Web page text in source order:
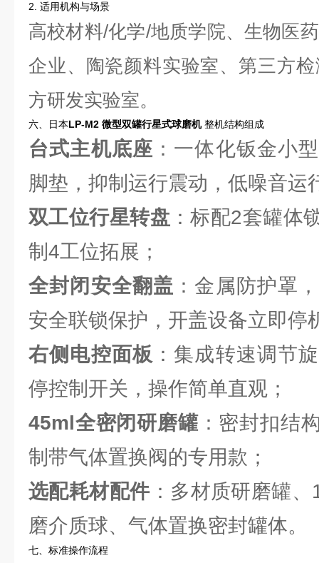
2. 适用机构与场景
高校材料/化学/地质学院、生物医
企业、陶瓷颜料实验室、第三方
方研发实验室。
六、日本LP-M2 微型双罐行星式球磨机整机结构组成
台式主机底座 ：一体化钣金小
脚垫，抑制运行震动，低噪音运
双工位行星转盘 ：标配2套罐体
制4工位拓展；
全封闭安全翻盖 ：金属防护罩
安全联锁保护，开盖设备立即停
右侧电控面板 ：集成转速调节
停控制开关，操作简单直观；
45ml全密闭研磨罐：密封扣结
制带气体置换阀的专用款；
选配耗材配件：多材质研磨罐
磨介质球、气体置换密封罐体。
七、标准操作流程